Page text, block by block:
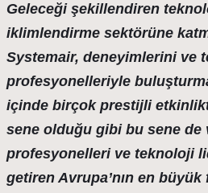
Geleceği şekillendiren
iklimlendirme sektörüne
Systemair, deneyimlerini ve
profesyonelleriyle
içinde birçok prestijli
sene olduğu gibi bu sene de
profesyonelleri ve teknoloji
getiren Avrupa’nın en büyük